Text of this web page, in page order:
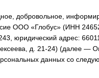
добровольное,
ООО «Глобус» (ИНН
юридический адрес:
д. 21-24) (далее —
данных со